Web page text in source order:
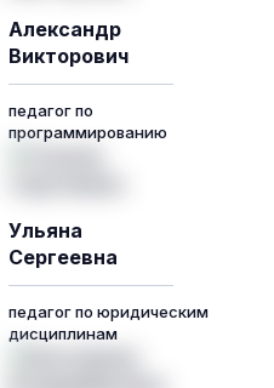
Александр
Викторович
педагог по
программированию
Ульяна
Сергеевна
педагог по юридическим
дисциплинам